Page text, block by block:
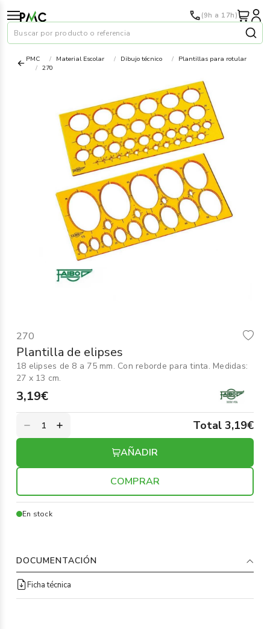
›
Material oficina ›
Audiovisuales
Tinta y tóner
Impresoras
Informática
Seguridad ›
Material Escolar
(9h a 17h)
Buscar por producto o referencia
PMC Material Escolar Dibujo técnico
Plantillas para rotular
270
270
Plantilla de elipses
18 elipses de 8 a 75 mm. Con reborde para tinta. Medidas:
27 x 13 cm.
3,19€
Total 3,19€
AÑADIR
COMPRAR
En stock
DOCUMENTACIÓN
Ficha técnica